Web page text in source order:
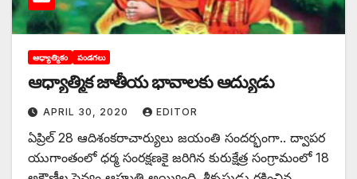
ఆధ్యాత్మికం పండగలు
ఆధ్యాత్మిక జాతీయ భావాలకు ఆద్యుడు
APRIL 30, 2020 EDITOR
ఏ‌ప్రిల్‌ 28 ఆదిశంకరాచార్యులు జయంతి సందర్భంగా.. ద్వాపర
యుగాంతంలో ధర్మ సంరక్షణకై జరిగిన కురుక్షేత్ర సంగ్రామంలో 18